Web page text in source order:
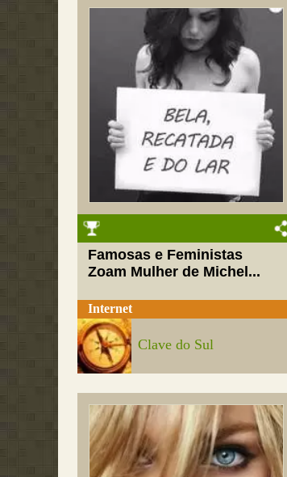
Famosas e Feministas
Zoam Mulher de Michel...
Internet
Clave do Sul